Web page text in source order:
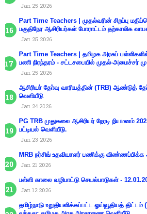
Jan 25 2026
Part Time Teachers | முதல்வரின் சிறப்பு
பகுதிநேர ஆசிரியர்கள் போராட்டம் தற்காலிக
Jan 25 2026
Part Time Teachers | தமிழக அரசுப்
பணி நிரந்தரம் - சட்டசபையில் முதல்-அமைச்சர்
Jan 25 2026
ஆசிரியா் தோ்வு வாரியத்தின் (TRB) ஆண்டுத்
வெளியீடு
Jan 24 2026
PG TRB முதுகலை ஆசிரியர் நேரடி நியமனம்
பட்டியல் வெளியீடு.
Jan 23 2026
MRB நர்சிங் உதவியாளர் பணிக்கு விண்ணப்பிக்க
Jan 21 2026
பள்ளி காலை வழிபாட்டு செயல்பாடுகள் -
Jan 12 2026
தமிழ்நாடு உறுதியளிக்கப்பட்ட ஓய்வூதியத் திட்டம்